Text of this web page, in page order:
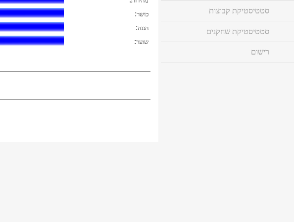
כושר:
הגנה:
שוער:
סטטיסטיקת קבוצות
סטטיסטיקת שחקנים
רישום